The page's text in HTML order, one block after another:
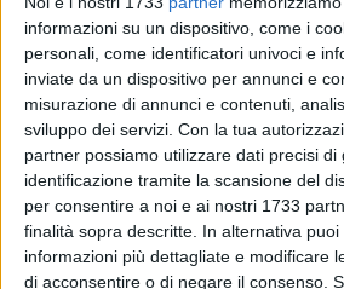
informazioni su un dispositivo, come i
personali, come identificatori univoci e
inviate da un dispositivo per annunci e
misurazione di annunci e contenuti,
sviluppo dei servizi. Con la tua
partner possiamo utilizzare dati precisi di
identificazione tramite la scansione del
per consentire a noi e ai nostri 1733
finalità sopra descritte. In alternativa puoi
informazioni più dettagliate e modificare
di acconsentire o di negare il consenso.
Paola, 49enne di Barletta, arrestato
ieri in quel centro dai Carabinieri del
Radiomobile.
I militari, stavano redigendo un
una violazione al C.d.S. a carico di un
quando quest'ultimo lo raggiungeva
telefonicamente dallo stesso
riconosciuto dai militari che gli hanno
precettiva, lo stesso riferiva che ne